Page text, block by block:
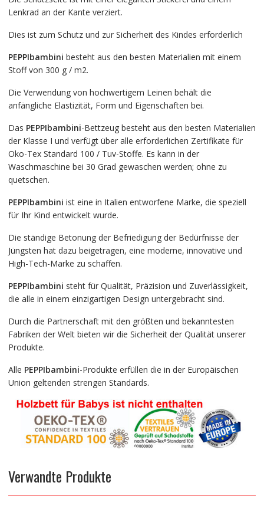
Lenkrad an der Kante verziert.
Dies ist zum Schutz und zur Sicherheit des Kindes erforderlich
PEPPIbambini besteht aus den besten Materialien mit einem
Stoff von 300 g / m2.
Die Verwendung von hochwertigem Leinen behält die
anfängliche Elastizität, Form und Eigenschaften bei.
Das PEPPIbambini-Bettzeug besteht aus den besten Materialien
der Klasse I und verfügt über alle erforderlichen Zertifikate für
Oko-Tex Standard 100 / Tuv-Stoffe. Es kann in der
Waschmaschine bei 30 Grad gewaschen werden; ohne zu
quetschen.
PEPPIbambini ist eine in Italien entworfene Marke, die speziell
für Ihr Kind entwickelt wurde.
Die ständige Betonung der Befriedigung der Bedürfnisse der
Jüngsten hat dazu beigetragen, eine moderne, innovative und
High-Tech-Marke zu schaffen.
PEPPIbambini steht für Qualität, Präzision und Zuverlässigkeit,
die alle in einem einzigartigen Design untergebracht sind.
Durch die Partnerschaft mit den größten und bekanntesten
Fabriken der Welt bieten wir die Sicherheit der Qualität unserer
Produkte.
Alle PEPPIbambini-Produkte erfüllen die in der Europäischen
Union geltenden strengen Standards.
Verwandte Produkte